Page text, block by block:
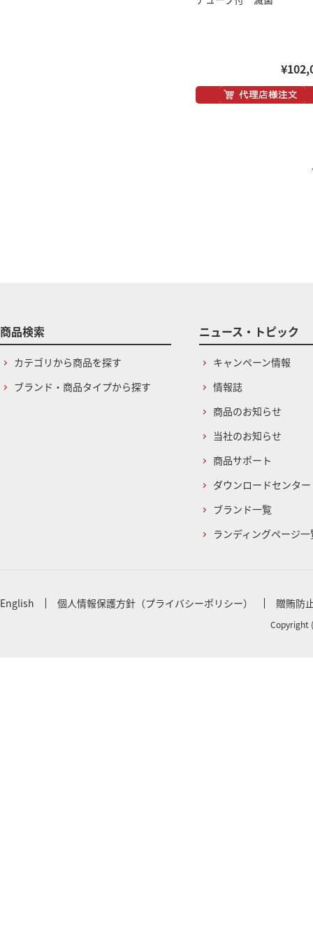
商品検索
カテゴリから商品を探す
ブランド・商品タイプから探す
ニュース・トピック
キャンペーン情報
情報誌
商品のお知らせ
当社のお知らせ
商品サポート
ダウンロードセンター
ブランド一覧
ランディングページ一
English 個人情報保護方針（プライバシーポリシー） 贈賄防
Copyright